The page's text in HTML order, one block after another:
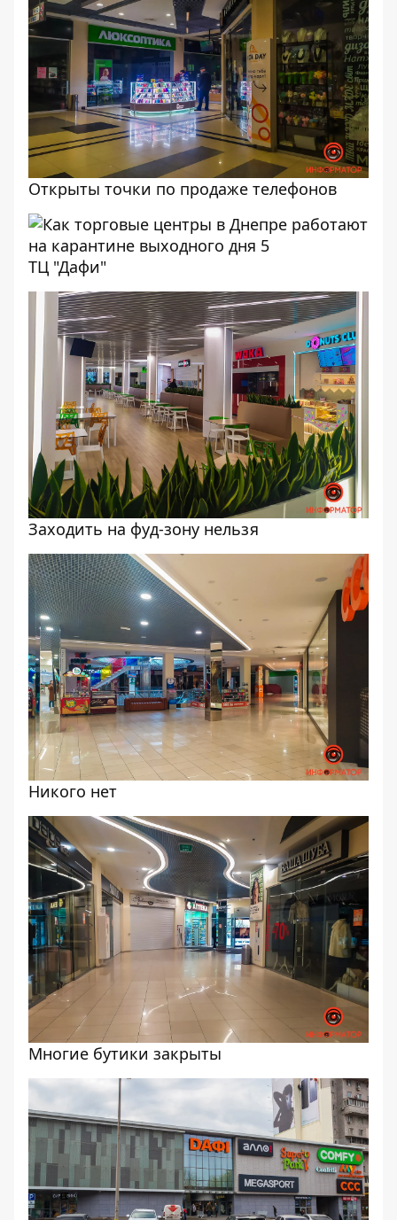
Открыты точки по продаже телефонов
ТЦ "Дафи"
Заходить на фуд-зону нельзя
Никого нет
Многие бутики закрыты